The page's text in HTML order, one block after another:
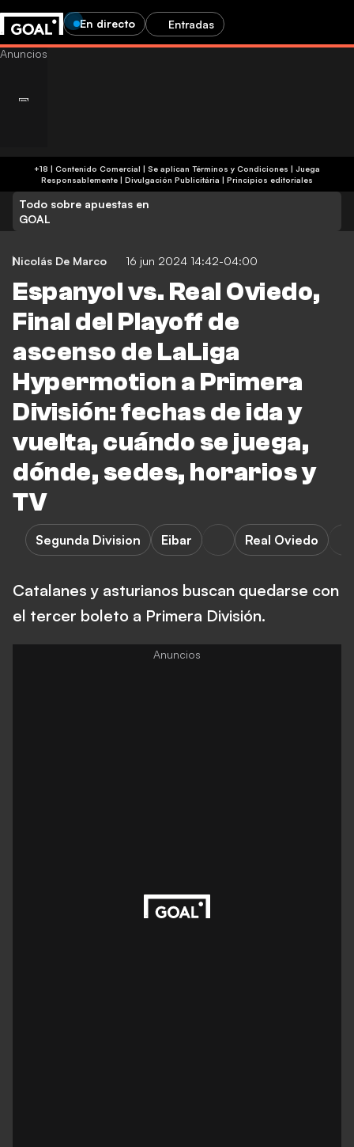
En directo Entradas
+18 | Contenido Comercial | Se aplican Términos y Condiciones | Juega
Responsablemente | Divulgación Publicitária | Principios editoriales
Todo sobre apuestas en
GOAL
Nicolás De Marco 16 jun 2024 14:42-04:00
Espanyol vs. Real Oviedo,
Final del Playoff de
ascenso de LaLiga
Hypermotion a Primera
División: fechas de ida y
vuelta, cuándo se juega,
dónde, sedes, horarios y
TV
Segunda Division Eibar Real Oviedo
Catalanes y asturianos buscan quedarse con
el tercer boleto a Primera División.